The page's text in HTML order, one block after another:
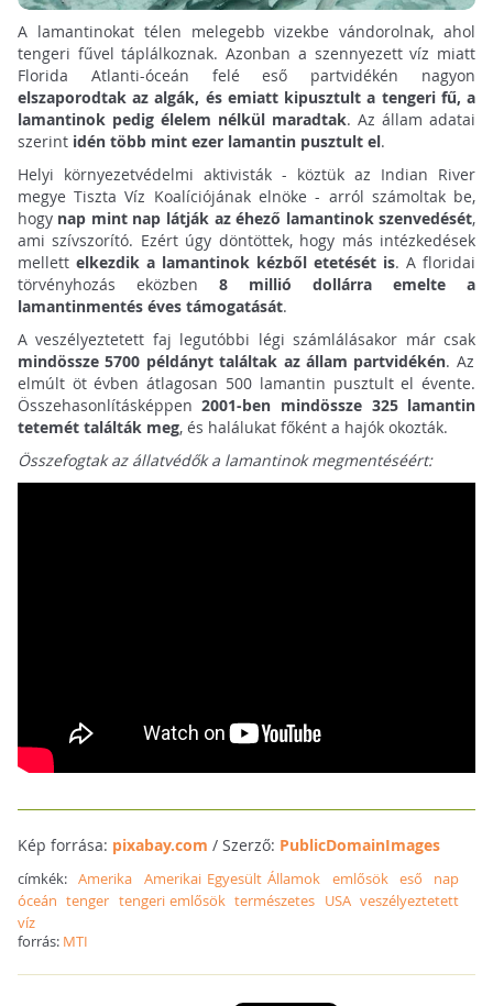
A lamantinokat télen melegebb vizekbe vándorolnak, ahol
tengeri fűvel táplálkoznak. Azonban a szennyezett víz miatt
Florida Atlanti-óceán felé eső partvidékén nagyon
elszaporodtak az algák, és emiatt kipusztult a tengeri fű, a
lamantinok pedig élelem nélkül maradtak. Az állam adatai
szerintidén több mint ezer lamantin pusztult el.
Helyi környezetvédelmi aktivisták - köztük az Indian River
megye Tiszta Víz Koalíciójának elnöke - arról számoltak be,
hogy nap mint nap látják az éhező lamantinok szenvedését,
ami szívszorító. Ezért úgy döntöttek, hogy más intézkedések
mellett elkezdik a lamantinok kézből etetését is. A floridai
törvényhozás eközben 8 millió dollárra emelte a
lamantinmentés éves támogatását.
A veszélyeztetett faj legutóbbi légi számlálásakor már csak
mindössze 5700 példányt találtak az állam partvidékén. Az
elmúlt öt évben átlagosan 500 lamantin pusztult el évente.
Összehasonlításképpen2001-ben mindössze 325 lamantin
tetemét találták meg, és halálukat főként a hajók okozták.
Összefogtak az állatvédők a lamantinok megmentéséért:
Kép forrása: pixabay.com / Szerző: PublicDomainImages
címkék:Amerika Amerikai Egyesült Államok emlősök eső
nap
óceán tenger tengeri emlősök természetes USA veszélyeztetett
víz
forrás: MTI